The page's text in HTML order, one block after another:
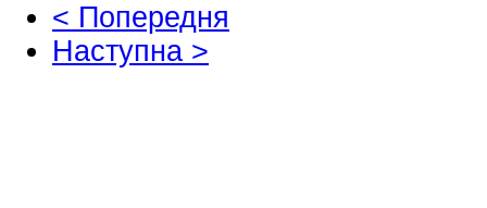
< Попередня
Наступна >